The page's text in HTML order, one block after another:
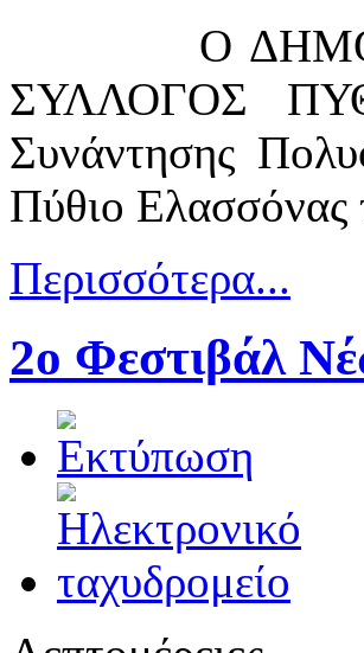
Ο
ΣΥΛΛΟΓΟΣ
Συνάντησης
Πύθιο Ελασσόνας
Περισσότερα...
2ο Φεστιβάλ